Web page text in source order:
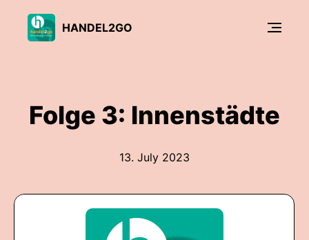
HANDEL2GO
Folge 3: Innenstädte
13. July 2023